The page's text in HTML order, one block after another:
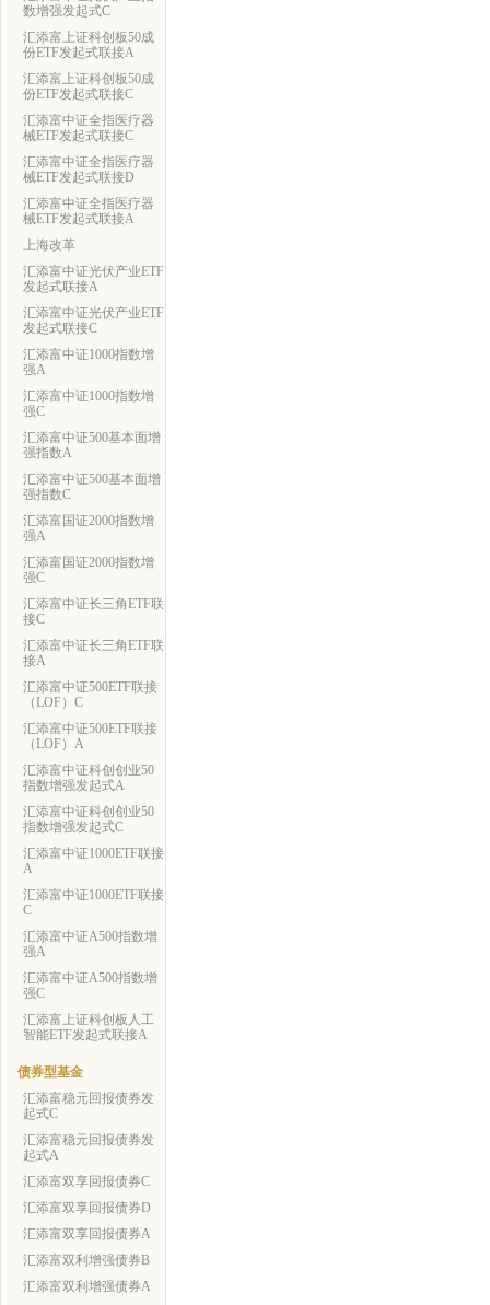
数增强发起式C
汇添富上证科创板50成
份ETF发起式联接A
汇添富上证科创板50成
份ETF发起式联接C
汇添富中证全指医疗器
械ETF发起式联接C
汇添富中证全指医疗器
械ETF发起式联接D
汇添富中证全指医疗器
械ETF发起式联接A
上海改革
汇添富中证光伏产业ETF
发起式联接A
汇添富中证光伏产业ETF
发起式联接C
汇添富中证1000指数增
强A
汇添富中证1000指数增
强C
汇添富中证500基本面增
强指数A
汇添富中证500基本面增
强指数C
汇添富国证2000指数增
强A
汇添富国证2000指数增
强C
汇添富中证长三角ETF联
接C
汇添富中证长三角ETF联
接A
汇添富中证500ETF联接
（LOF）C
汇添富中证500ETF联接
（LOF）A
汇添富中证科创创业50
指数增强发起式A
汇添富中证科创创业50
指数增强发起式C
汇添富中证1000ETF联接
A
汇添富中证1000ETF联接
C
汇添富中证A500指数增
强A
汇添富中证A500指数增
强C
汇添富上证科创板人工
智能ETF发起式联接A
债券型基金
汇添富稳元回报债券发
起式C
汇添富稳元回报债券发
起式A
汇添富双享回报债券C
汇添富双享回报债券D
汇添富双享回报债券A
汇添富双利增强债券B
汇添富双利增强债券A